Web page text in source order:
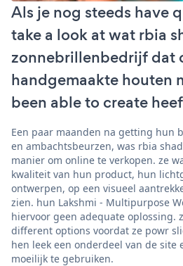
Als je nog steeds have
take a look at wat rbia
zonnebrillenbedrijf dat
handgemaakte houten
been able to create
Een paar maanden na getting hun
en ambachtsbeurzen, was rbia
manier om online te verkopen. ze
kwaliteit van hun product, hun
ontwerpen, op een visueel
zien. hun Lakshmi - Multipurpose
hiervoor geen adequate oplossing.
different options voordat ze powr
hen leek een onderdeel van de site
moeilijk te gebruiken.